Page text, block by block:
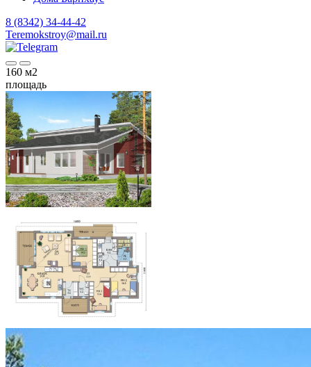
8 (8342) 34-44-42
Teremokstroy@mail.ru
160 м2
площадь